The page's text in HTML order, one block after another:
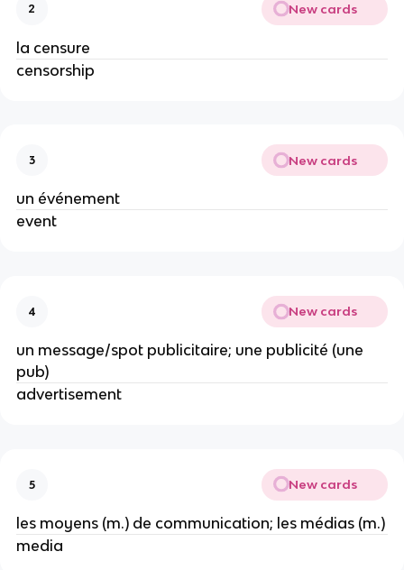
2 New cards
la censure
censorship
3 New cards
un événement
event
4 New cards
un message/spot publicitaire; une publicité (une
pub)
advertisement
5 New cards
les moyens (m.) de communication; les médias (m.)
media